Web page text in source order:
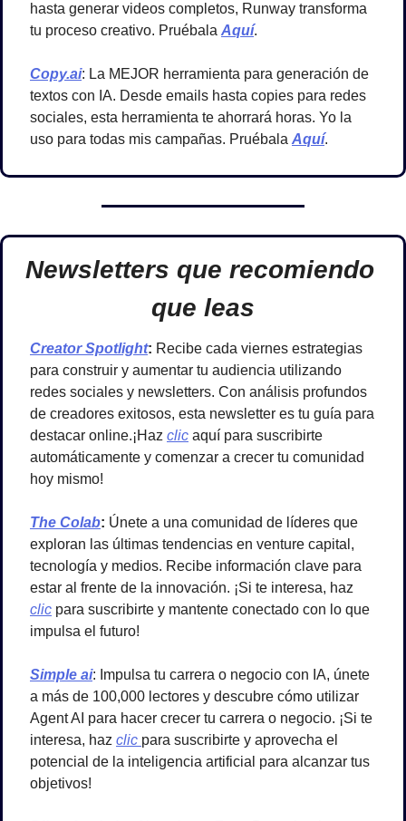
hasta generar videos completos, Runway transforma
tu proceso creativo. Pruébala Aquí.
Copy.ai: La MEJOR herramienta para generación de
textos con IA. Desde emails hasta copies para redes
sociales, esta herramienta te ahorrará horas. Yo la
uso para todas mis campañas. Pruébala Aquí.
Newsletters que recomiendo
que leas
Creator Spotlight: Recibe cada viernes estrategias
para construir y aumentar tu audiencia utilizando
redes sociales y newsletters. Con análisis profundos
de creadores exitosos, esta newsletter es tu guía para
destacar online.¡Haz clic aquí para suscribirte
automáticamente y comenzar a crecer tu comunidad
hoy mismo!
The Colab: Únete a una comunidad de líderes que
exploran las últimas tendencias en venture capital,
tecnología y medios. Recibe información clave para
clic para suscribirte y mantente conectado con lo que
impulsa el futuro!
Simple ai: Impulsa tu carrera o negocio con IA, únete
a más de 100,000 lectores y descubre cómo utilizar
Agent AI para hacer crecer tu carrera o negocio. ¡Si te
interesa, haz clic para suscribirte y aprovecha el
potencial de la inteligencia artificial para alcanzar tus
objetivos!